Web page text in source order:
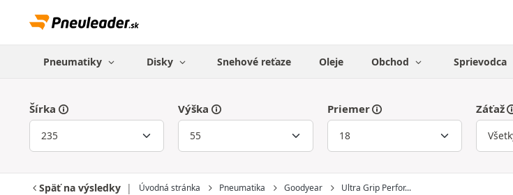
Pneumatiky Disky Snehové reťaze Oleje Obchod Sprievodca
Šírka Výška Priemer Záťaž
Späť na výsledky Úvodná stránka Pneumatika Goodyear Ultra Grip Perfor...